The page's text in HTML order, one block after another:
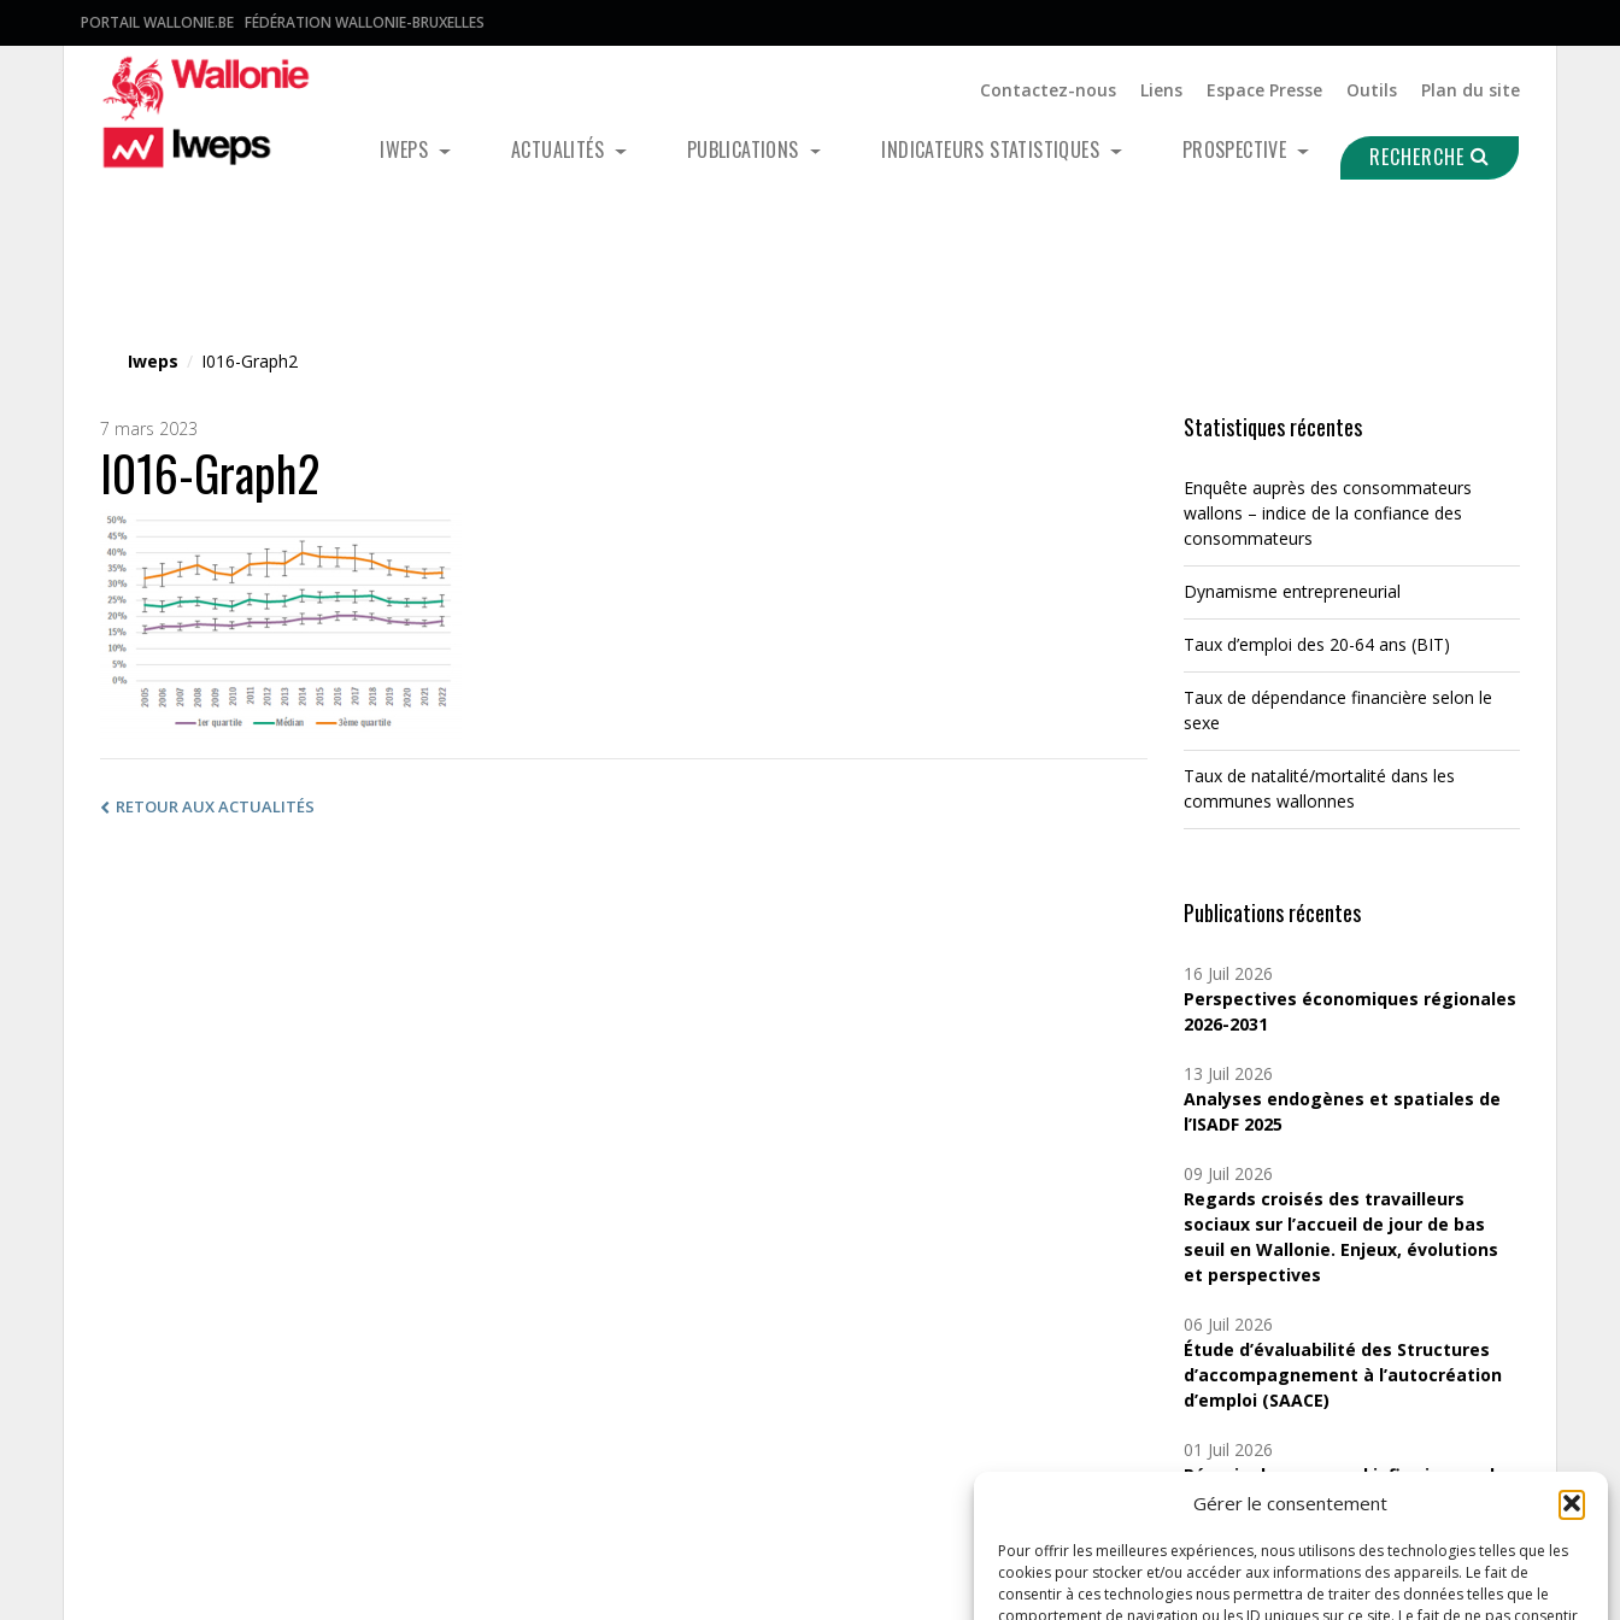
Gérer le consentement
Pour offrir les meilleures expériences, nous utilisons des technologies telles que les
cookies pour stocker et/ou accéder aux informations des appareils. Le fait de
consentir à ces technologies nous permettra de traiter des données telles que le
comportement de navigation ou les ID uniques sur ce site. Le fait de ne pas consentir
PORTAIL WALLONIE.BE FÉDÉRATION WALLONIE-BRUXELLES
Contactez-nous Liens Espace Presse Outils Plan du site
IWEPS ACTUALITÉS PUBLICATIONS INDICATEURS STATISTIQUES PROSPECTIVE RECHERCHE
Iweps / I016-Graph2
7 mars 2023
I016-Graph2
RETOUR AUX ACTUALITÉS
Statistiques récentes
Enquête auprès des consommateurs
wallons – indice de la confiance des
consommateurs
Dynamisme entrepreneurial
Taux d’emploi des 20-64 ans (BIT)
Taux de dépendance financière selon le
sexe
Taux de natalité/mortalité dans les
communes wallonnes
Publications récentes
16 Juil 2026
Perspectives économiques régionales
2026-2031
13 Juil 2026
Analyses endogènes et spatiales de
l’ISADF 2025
09 Juil 2026
Regards croisés des travailleurs
sociaux sur l’accueil de jour de bas
seuil en Wallonie. Enjeux, évolutions
et perspectives
06 Juil 2026
Étude d’évaluabilité des Structures
d’accompagnement à l’autocréation
d’emploi (SAACE)
01 Juil 2026
Pénurie du personnel infirmier :quels
indicateurs d’offre de soins pour